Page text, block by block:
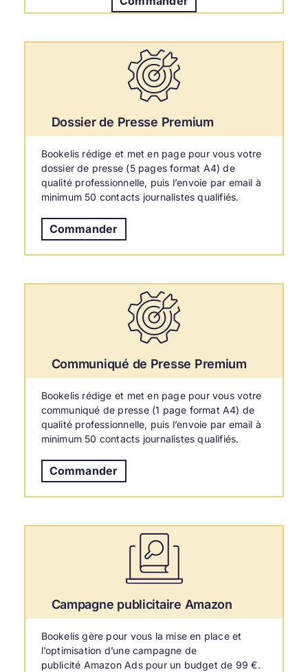
Dossier de Presse Premium
Bookelis rédige et met en page pour vous votre
dossier de presse (5 pages format A4) de
qualité professionnelle, puis l’envoie par email à
minimum 50 contacts journalistes qualifiés.
Commander
Communiqué de Presse Premium
Bookelis rédige et met en page pour vous votre
communiqué de presse (1 page format A4) de
qualité professionnelle, puis l’envoie par email à
minimum 50 contacts journalistes qualifiés.
Commander
Campagne publicitaire Amazon
Bookelis gère pour vous la mise en place et
l’optimisation d’une campagne de
publicité Amazon Ads pour un budget de 99 €.